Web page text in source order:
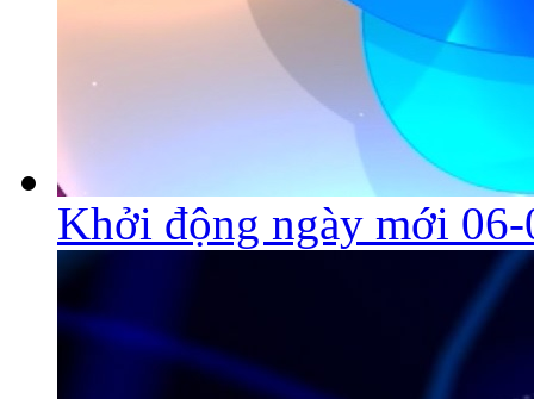
Khởi động ngày mới